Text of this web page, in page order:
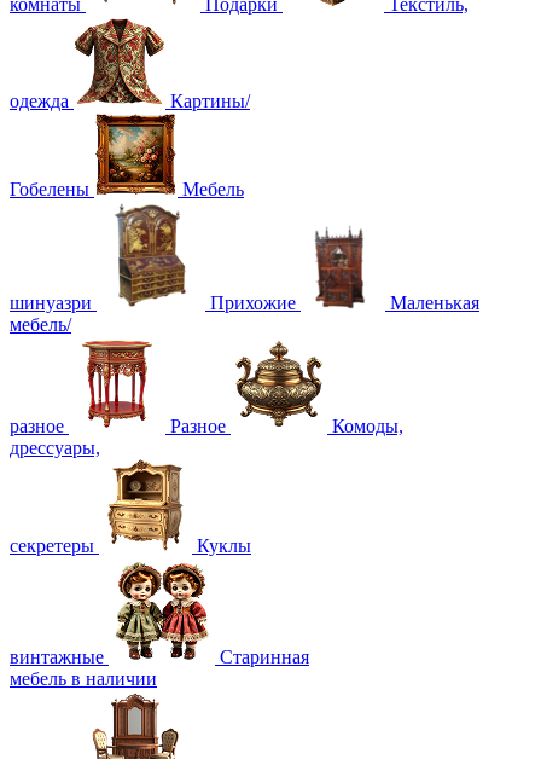
комнаты Подарки Текстиль,
одежда Картины/
Гобелены Мебель
шинуазри Прихожие
Маленькая
мебель/
разное Разное
Комоды,
дрессуары,
секретеры Куклы
винтажные
Старинная
мебель в наличии